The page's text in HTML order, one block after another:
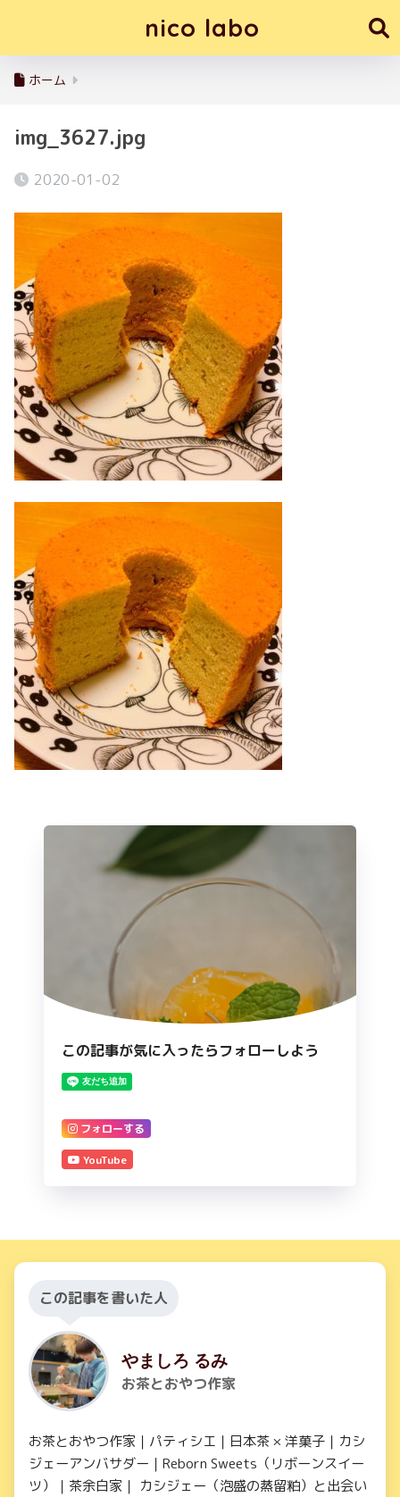
nico labo
ホーム
img_3627.jpg
2020-01-02
この記事が気に入ったらフォローしよう
フォローする
YouTube
この記事を書いた人
やましろ るみ
お茶とおやつ作家
お茶とおやつ作家｜パティシエ｜日本茶 × 洋菓子｜カシ
ジェーアンバサダー｜Reborn Sweets（リボーンスイー
ツ）｜茶余白家｜ カシジェー（泡盛の蒸留粕）と出会い